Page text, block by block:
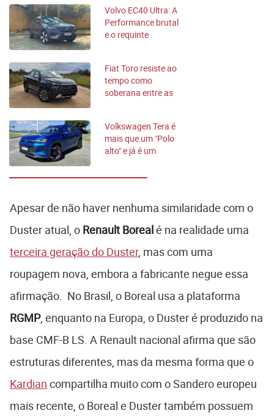
Volvo EC40 Ultra: A
Performance brutal
e o requinte
Fiat Toro resiste ao
tempo como
soberana entre as
Volkswagen Tera é
mais que um "Polo
alto" e já é um
Apesar de não haver nenhuma similaridade com o
Duster atual, o Renault Borealé na realidade uma
terceira geração do Duster, mas com uma
roupagem nova, embora a fabricante negue essa
afirmação. No Brasil, o Boreal usa a plataforma
RGMP, enquanto na Europa, o Duster é produzido na
base CMF-B LS. A Renault nacional afirma que são
estruturas diferentes, mas da mesma forma que o
Kardian compartilha muito com o Sandero europeu
mais recente, o Boreal e Duster também possuem